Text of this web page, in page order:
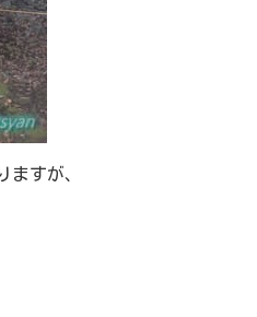
ますが、